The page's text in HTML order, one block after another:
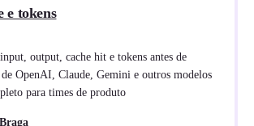
e tokens
output, cache hit e tokens antes de
OpenAI, Claude, Gemini e outros modelos
para times de produto